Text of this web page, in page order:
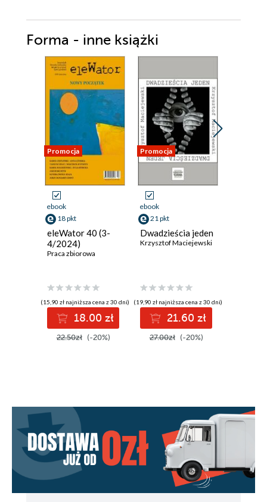
Lawina pojęć Obłęd z wodą Pozostaniemy sobie bliscy
wychodzimy na spacer Listy polecające Wcześniej
Materac, księżyc w szklance wody O chorobach
Zawartość W czasie "Pejzaż w autoportrecie" (Piotr
Forma - inne książki
Promocja
ebook
18 pkt
eleWator 40 (3-
4/2024)
Praca zbiorowa
(15,90 zł najniższa cena z 30 dni)
18.00 zł
22.50zł (-20%)
Promocja
ebook
21 pkt
Dwadzieścia jeden
Krzysztof Maciejewski
(19,90 zł najniższa cena z 30 dni)
21.60 zł
27.00zł (-20%)